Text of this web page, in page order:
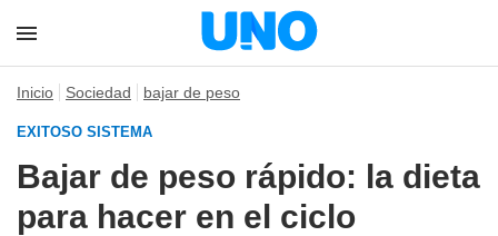
Inicio Sociedad bajar de peso
EXITOSO SISTEMA
Bajar de peso rápido: la dieta
para hacer en el ciclo